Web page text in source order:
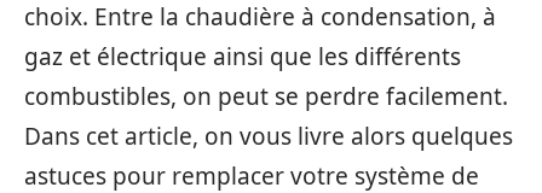
choix. Entre la chaudière à condensation, à
gaz et électrique ainsi que les différents
combustibles, on peut se perdre facilement.
Dans cet article, on vous livre alors quelques
astuces pour remplacer votre système de